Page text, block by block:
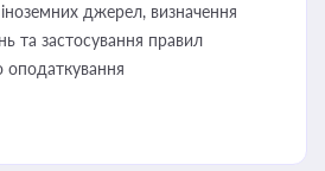
джерел, визначення
та застосування правил
оподаткування